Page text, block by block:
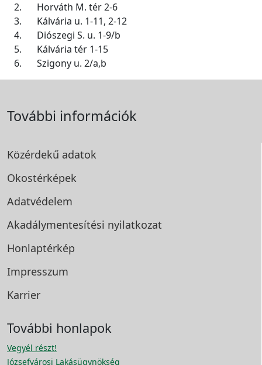
2.
Horváth M. tér 2-6
3.
Kálvária u. 1-11, 2-12
4.
Diószegi S. u. 1-9/b
5.
Kálvária tér 1-15
6.
Szigony u. 2/a,b
További információk
Közérdekű adatok
Okostérképek
Adatvédelem
Akadálymentesítési nyilatkozat
Honlaptérkép
Impresszum
Karrier
További honlapok
Vegyél részt!
Józsefvárosi Lakásügynökség